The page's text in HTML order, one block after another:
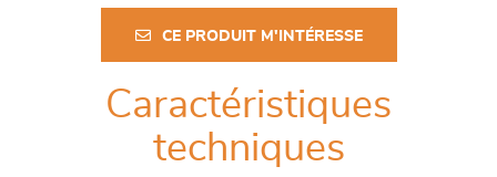
CE PRODUIT M'INTÉRESSE
Caractéristiques
techniques